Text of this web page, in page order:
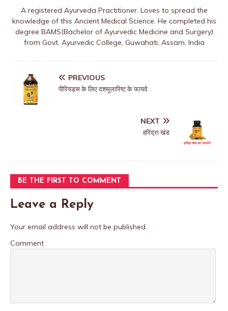
A registered Ayurveda Practitioner. Loves to spread the
knowledge of this Ancient Medical Science. He completed his
degree BAMS(Bachelor of Ayurvedic Medicine and Surgery)
from Govt. Ayurvedic College, Guwahati, Assam, India
PREVIOUS
पीरियड्स के लिए दशमूलारिष्ट के फायदे
NEXT
हरिद्रा खंड
BE THE FIRST TO COMMENT
Leave a Reply
Your email address will not be published.
Comment